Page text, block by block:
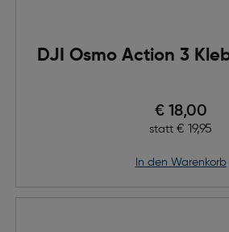
DJI Osmo Action 3
Preis
€ 18,00
statt € 19,95
in den Warenkorb